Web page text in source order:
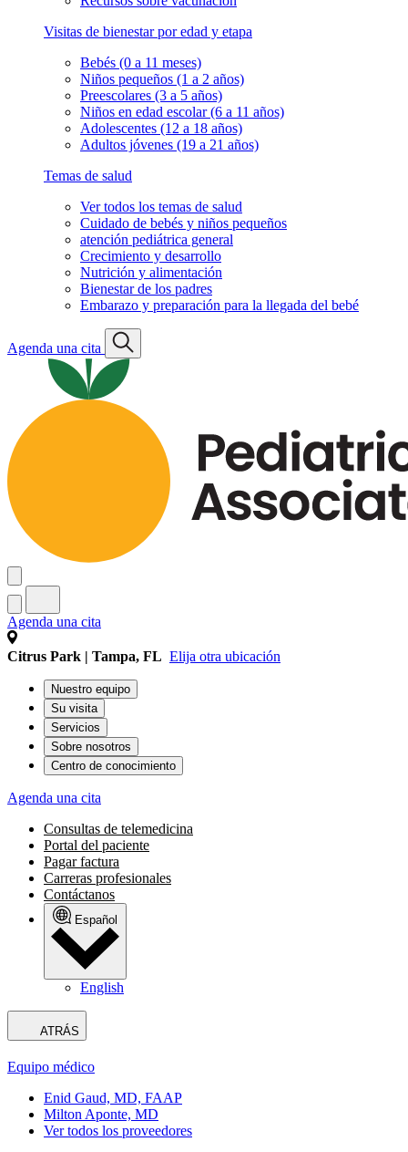
Visitas de bienestar por edad y etapa
Bebés (0 a 11 meses)
Niños pequeños (1 a 2 años)
Preescolares (3 a 5 años)
Niños en edad escolar (6 a 11 años)
Adolescentes (12 a 18 años)
Adultos jóvenes (19 a 21 años)
Temas de salud
Ver todos los temas de salud
Cuidado de bebés y niños pequeños
atención pediátrica general
Crecimiento y desarrollo
Nutrición y alimentación
Bienestar de los padres
Embarazo y preparación para la llegada del bebé
Agenda una cita
Agenda una cita
Citrus Park | Tampa, FL Elija otra ubicación
Nuestro equipo
Su visita
Servicios
Sobre nosotros
Centro de conocimiento
Agenda una cita
Consultas de telemedicina
Portal del paciente
Pagar factura
Carreras profesionales
Contáctanos
Español
English
ATRÁS
Equipo médico
Enid Gaud, MD, FAAP
Milton Aponte, MD
Ver todos los proveedores